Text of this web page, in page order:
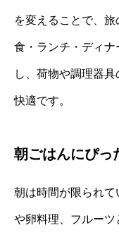
を変えることで、
食・ランチ・ディ
し、荷物や調理器
快適です。
朝ごはんにぴっ
朝は時間が限られ
や卵料理、フルーツ